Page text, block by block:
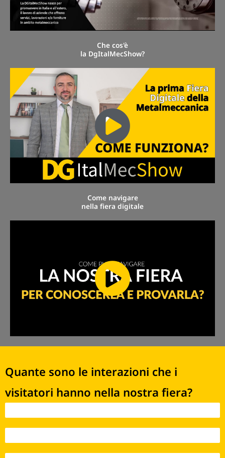
Che cos'è
la DgItalMecShow?
Come navigare
nella fiera digitale
Quante sono le interazioni che i
visitatori hanno nella nostra fiera?